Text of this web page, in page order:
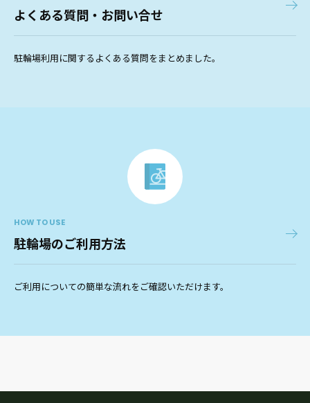
よくある質問・お問い合せ
駐輪場利用に関するよくある質問をまとめました。
HOW TO USE
駐輪場のご利用方法
ご利用についての簡単な流れをご確認いただけます。